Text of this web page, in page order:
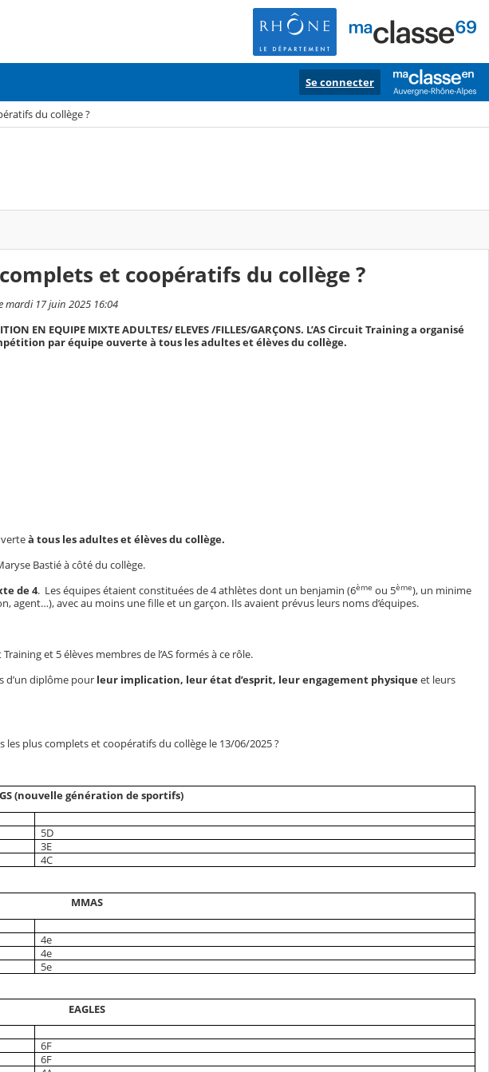
Se connecter
du collège ?
et coopératifs du collège ?
mardi 17 juin 2025 16:04
EN EQUIPE MIXTE ADULTES/ ELEVES /FILLES/GARÇONS. L’AS Circuit Training a organisé
par équipe ouverte à tous les adultes et élèves du collège.
à tous les adultes et élèves du collège.
Bastié à côté du collège.
de 4. Les équipes étaient constituées de 4 athlètes dont un benjamin (6ème ou 5ème), un minime
agent…), avec au moins une fille et un garçon. Ils avaient prévus leurs noms d’équipes.
et 5 élèves membres de l’AS formés à ce rôle.
d’un diplôme pour leur implication, leur état d’esprit, leur engagement physiqueet leurs
les plus complets et coopératifs du collège le 13/06/2025 ?
(nouvelle génération de sportifs)
5D
3E
4C
MMAS
4e
4e
5e
EAGLES
6F
6F